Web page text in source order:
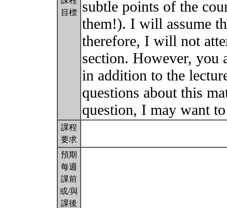
目標
subtle points of the
them!). I will assume
therefore, I will not
section. However, you
in addition to the
questions about this
question, I may want
課程
要求
預期
每週
課前
或/與
課後